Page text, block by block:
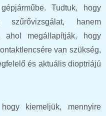
Tudtuk, hogy
hanem
ahol megállapítják, hogy
van szükség,
és aktuális dioptriájú
kiemeljük, mennyire